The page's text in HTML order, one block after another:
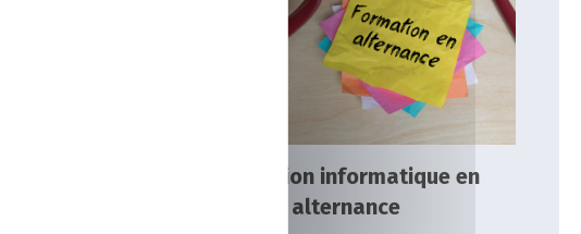
alternance
Focus sur nos formations
IIA
Formation informatique en
alternance